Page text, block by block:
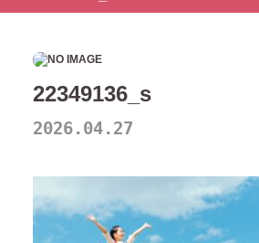
22349136_s
2026.04.27